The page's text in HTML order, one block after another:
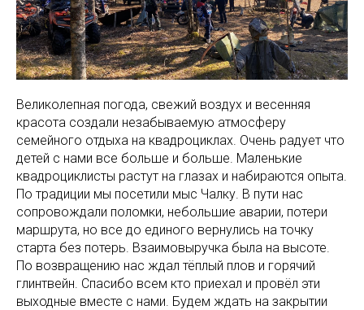
Великолепная погода, свежий воздух и весенняя
красота создали незабываемую атмосферу
семейного отдыха на квадроциклах. Очень радует что
детей с нами все больше и больше. Маленькие
квадроциклисты растут на глазах и набираются опыта.
По традиции мы посетили мыс Чалку. В пути нас
сопровождали поломки, небольшие аварии, потери
маршрута, но все до единого вернулись на точку
старта без потерь. Взаимовыручка была на высоте.
По возвращению нас ждал тёплый плов и горячий
глинтвейн. Спасибо всем кто приехал и провёл эти
выходные вместе с нами. Будем ждать на закрытии